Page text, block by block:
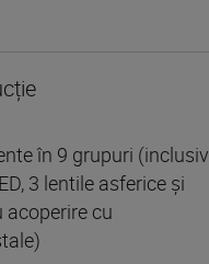
în 9 grupuri (inclusiv
3 lentile asferice și
acoperire cu